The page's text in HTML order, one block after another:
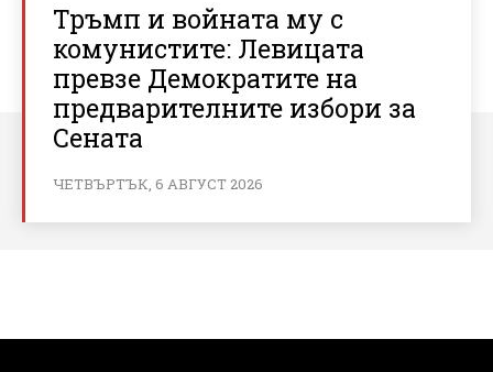
Тръмп и войната му с
комунистите: Левицата
превзе Демократите на
предварителните избори за
Сената
ЧЕТВЪРТЪК, 6 АВГУСТ 2026